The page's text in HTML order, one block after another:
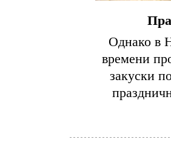
Однако в
времени
закуски